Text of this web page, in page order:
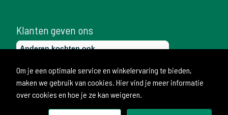
Klanten geven ons
Om je een optimale service en winkelervaring te bieden,
maken we gebruik van cookies. Hier vind je meer informatie
over cookies en hoe je ze kan weigeren.